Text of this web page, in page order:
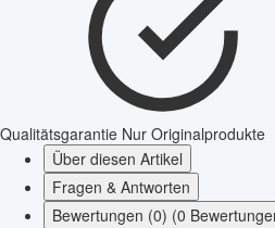
Qualitätsgarantie Nur Originalprodukte
Über diesen Artikel
Fragen & Antworten
Bewertungen (0) (0